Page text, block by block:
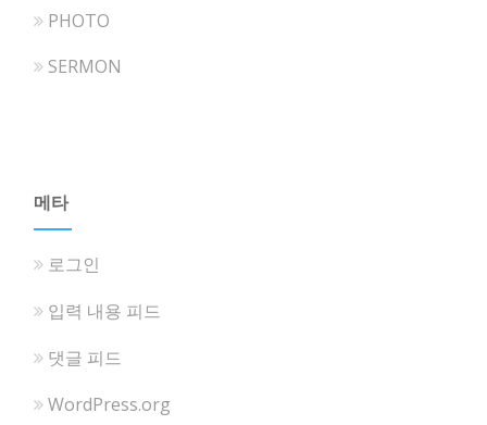
PHOTO
SERMON
메타
로그인
입력 내용 피드
댓글 피드
WordPress.org